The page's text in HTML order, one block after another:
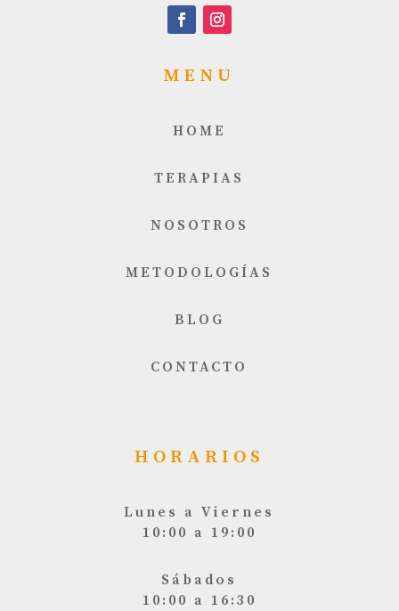
MENU
HOME
TERAPIAS
NOSOTROS
METODOLOGÍAS
BLOG
CONTACTO
HORARIOS
Lunes a Viernes
10:00 a 19:00
Sábados
10:00 a 16:30